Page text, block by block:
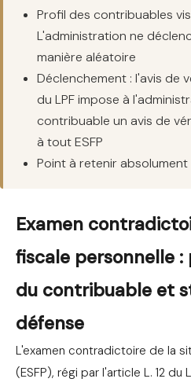
Profil des contribuables
L'administration ne
manière aléatoire
Déclenchement : l'avis de
du LPF impose à
contribuable un avis de
à tout ESFP
Point à retenir absolument
Examen
fiscale personnelle
du contribuable et
défense
L'examen contradictoire de la
(ESFP), régi par l'article L. 12